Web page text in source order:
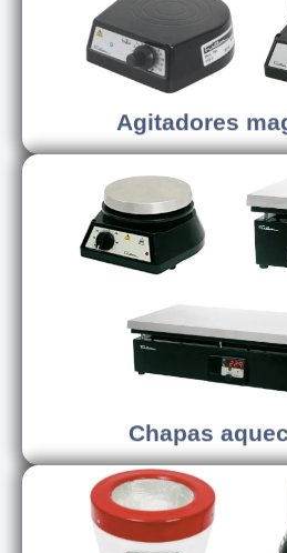
Agitadores
Agitadores
Chapas
Chapas
Conhecer os